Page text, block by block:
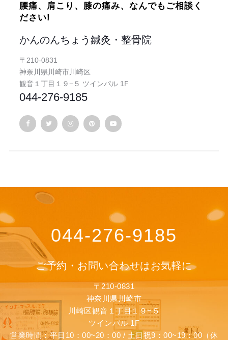
腰痛、肩こり、膝の痛み、なんでもご相談く
ださい!
かんのんちょう鍼灸・整骨院
〒210-0831
神奈川県川崎市川崎区
観音１丁目１９−５ ツインパル 1F
044-276-9185
044-276-9185
ご予約・お問い合わせはお気軽に
〒210-0831
神奈川県川崎市
川崎区観音１丁目１９−５
ツインパル 1F
営業時間：平日10：00~20：00 / 土日祝9：00~19：00（休